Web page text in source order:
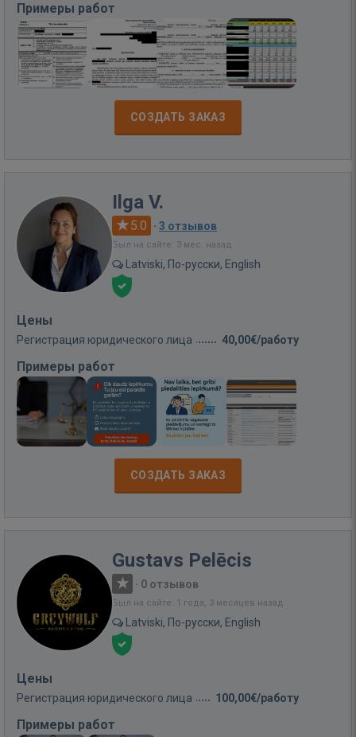
Примеры работ
СОЗДАТЬ ЗАКАЗ
Ilga V.
5.0 · 3 отзывов
Был на сайте: 3 мес. назад
Latviski, По-русски, English
Цены
Регистрация юридического лица 40,00€/работу
Примеры работ
СОЗДАТЬ ЗАКАЗ
Gustavs Pelēcis
· 0 отзывов
Был на сайте: 1 года, 3 месяцев назад
Latviski, По-русски, English
Цены
Регистрация юридического лица 100,00€/работу
Примеры работ